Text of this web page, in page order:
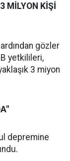
MİLYON KİŞİ
gözler
yetkilileri,
3 miyon
depremine